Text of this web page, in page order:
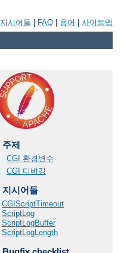
지시어들 FAQ 용어 사이트맵
주제
CGI 환경변수
CGI 디버깅
지시어들
CGIScriptTimeout
ScriptLog
ScriptLogBuffer
ScriptLogLength